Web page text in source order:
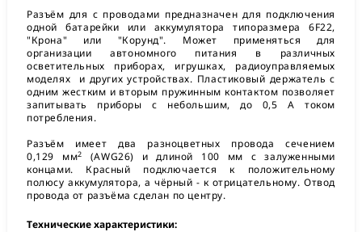
Разъём для с проводами предназначен для подключения
одной батарейки или аккумулятора типоразмера 6F22,
"Крона" или "Корунд". Может применяться для
организации автономного питания в различных
осветительных приборах, игрушках, радиоуправляемых
моделях и других устройствах. Пластиковый держатель с
одним жестким и вторым пружинным контактом позволяет
запитывать приборы с небольшим, до 0,5 А током
потребления.
Разъём имеет два разноцветных провода сечением
0,129 мм2
(AWG26) и длиной 100 мм с залуженными
концами. Красный подключается к положительному
полюсу аккумулятора, а чёрный - к отрицательному. Отвод
провода от разъёма сделан по центру.
Технические характеристики: